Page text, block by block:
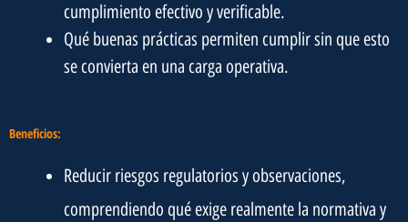
cumplimiento efectivo y verificable.
Qué buenas prácticas permiten cumplir sin que esto
se convierta en una carga operativa.
Beneficios:
Reducir riesgos regulatorios y observaciones,
comprendiendo qué exige realmente la normativa y